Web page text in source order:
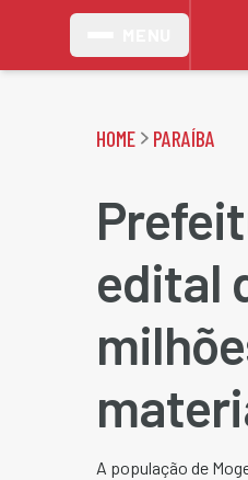
HOME PARAÍBA
edital
A população de